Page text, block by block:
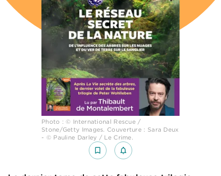
Photo : © International Rescue /
Stone/Getty Images. Couverture : Sara Deux
- © Pauline Darley / Le Crime.
bookmark_border notifications_none_outlined